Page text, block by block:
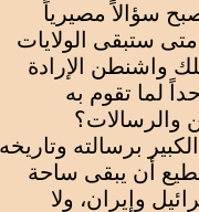
سؤالاً مصيرياً
ستبقى الولايات
واشنطن الإرادة
لما تقوم به
والرسالات؟
برسالته وتاريخه
أن يبقى ساحة
وإيران، ولا